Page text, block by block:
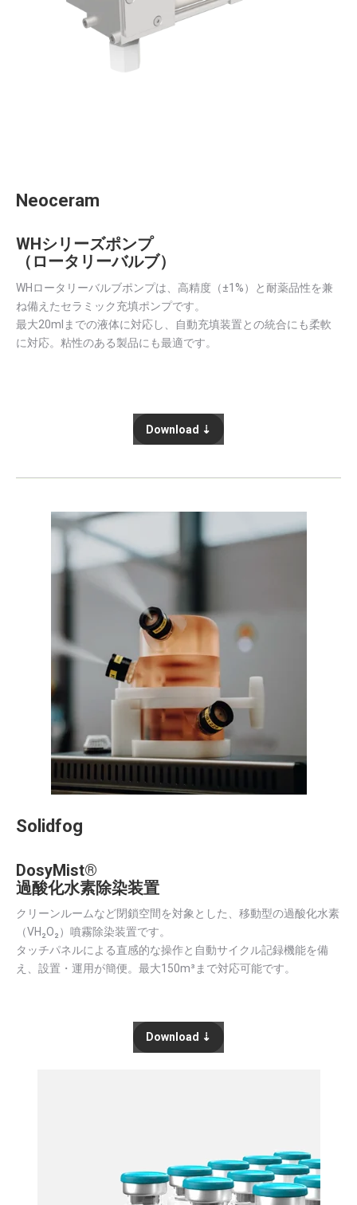
Neoceram
WHシリーズポンプ
（ロータリーバルブ）
WHロータリーバルブポンプは、高精度（±1%）と耐薬品性を兼
ね備えたセラミック充填ポンプです。
最大20mlまでの液体に対応し、自動充填装置との統合にも柔軟
に対応。粘性のある製品にも最適です。
Download ⇣
Solidfog
DosyMist®
過酸化水素除染装置
クリーンルームなど閉鎖空間を対象とした、移動型の過酸化水素
（VH₂O₂）噴霧除染装置です。
タッチパネルによる直感的な操作と自動サイクル記録機能を備
え、設置・運用が簡便。最大150m³まで対応可能です。
Download ⇣